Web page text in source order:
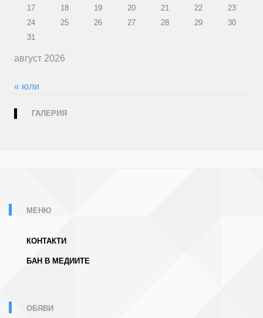
август 2026
17
18 19 20 21 22
23
24
25 26 27 28 29
30
31
« юли
ГАЛЕРИЯ
МЕНЮ
КОНТАКТИ
БАН В МЕДИИТЕ
ОБЯВИ